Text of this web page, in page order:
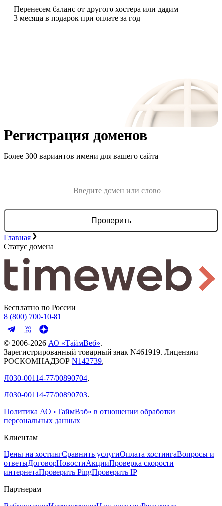
Перенесем баланс от другого хостера или дадим
3 месяца в подарок при оплате за год
Регистрация доменов
Более 300 вариантов имени для вашего сайта
Проверить
Главная
Статус домена
Бесплатно по России
8 (800) 700-10-81
© 2006-2026 АО «ТаймВеб».
Зарегистрированный товарный знак N461919. Лицензии
РОСКОМНАДЗОР N142739,
Л030-00114-77/00890704,
Л030-00114-77/00890703.
Политика АО «ТаймВэб» в отношении обработки
персональных данных
Клиентам
Цены на хостингСравнить услугиОплата хостингаВопросы и
ответыДоговорНовостиАкцииПроверка скорости
интернетаПроверить PingПроверить IP
Партнерам